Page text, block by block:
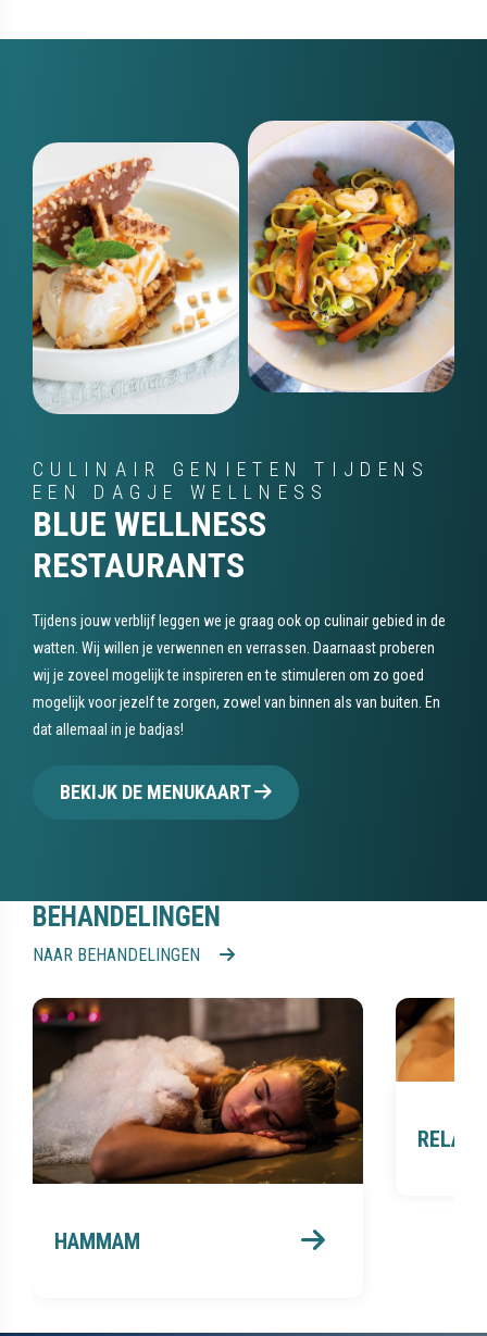
CULINAIR GENIETEN TIJDENS
EEN DAGJE WELLNESS
BLUE WELLNESS
RESTAURANTS
Tijdens jouw verblijf leggen we je graag ook op culinair gebied in de
watten. Wij willen je verwennen en verrassen. Daarnaast proberen
wij je zoveel mogelijk te inspireren en te stimuleren om zo goed
mogelijk voor jezelf te zorgen, zowel van binnen als van buiten. En
dat allemaal in je badjas!
BEKIJK DE MENUKAART
BEHANDELINGEN
NAAR BEHANDELINGEN
HAMMAM
RELAX